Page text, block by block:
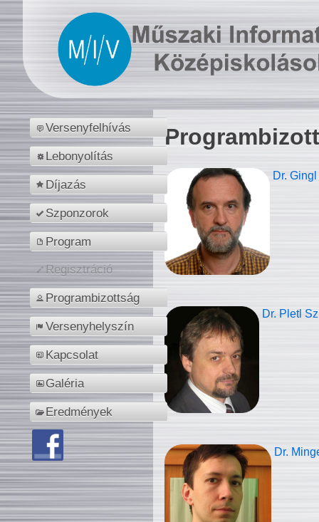
Versenyfelhívás
Lebonyolítás
Díjazás
Szponzorok
Program
Regisztráció
Programbizottság
Versenyhelyszín
Kapcsolat
Galéria
Eredmények
Dr.
Dr. Pletl
Dr.